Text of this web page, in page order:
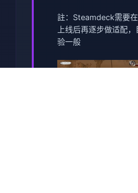
註：Steamdeck需要
上线后再逐步做适配
验一般